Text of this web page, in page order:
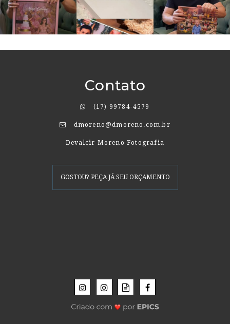
Contato
(17) 99784-4579
dmoreno@dmoreno.com.br
Devalcir Moreno Fotografia
GOSTOU? PEÇA JÁ SEU ORÇAMENTO